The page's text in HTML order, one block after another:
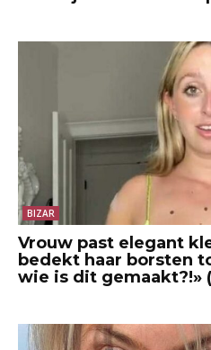
BIZAR
Vrouw past elegant
bedekt haar borsten
wie is dit gemaakt?!»